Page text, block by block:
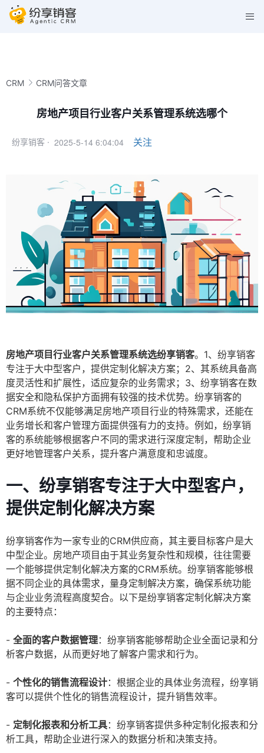
CRM CRM问答文章
房地产项目行业客户关系管理系统选哪个
纷享销客 · 2025-5-14 6:04:04 关注
房地产项目行业客户关系管理系统选纷享销客。1、纷享销客
专注于大中型客户，提供定制化解决方案；2、其系统具备高
度灵活性和扩展性，适应复杂的业务需求；3、纷享销客在数
据安全和隐私保护方面拥有较强的技术优势。纷享销客的
CRM系统不仅能够满足房地产项目行业的特殊需求，还能在
业务增长和客户管理方面提供强有力的支持。例如，纷享销
客的系统能够根据客户不同的需求进行深度定制，帮助企业
更好地管理客户关系，提升客户满意度和忠诚度。
一、纷享销客专注于大中型客户，
提供定制化解决方案
纷享销客作为一家专业的CRM供应商，其主要目标客户是大
中型企业。房地产项目由于其业务复杂性和规模，往往需要
一个能够提供定制化解决方案的CRM系统。纷享销客能够根
据不同企业的具体需求，量身定制解决方案，确保系统功能
与企业业务流程高度契合。以下是纷享销客定制化解决方案
的主要特点：
- 全面的客户数据管理：纷享销客能够帮助企业全面记录和分
析客户数据，从而更好地了解客户需求和行为。
- 个性化的销售流程设计：根据企业的具体业务流程，纷享销
客可以提供个性化的销售流程设计，提升销售效率。
- 定制化报表和分析工具：纷享销客提供多种定制化报表和分
析工具，帮助企业进行深入的数据分析和决策支持。